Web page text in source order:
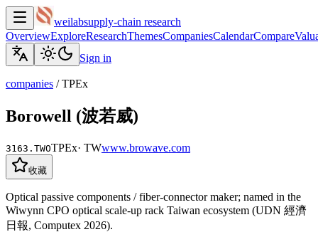
weilabsupply-chain research
OverviewExploreResearchThemesCompaniesCalendarCompare
Sign in
companies /TPEx
Borowell (波若威)
3163.TWOTPEx· TWwww.browave.com
收藏
Optical passive components / fiber-connector maker; named in the
Wiwynn CPO optical scale-up rack Taiwan ecosystem (UDN 經濟
日報, Computex 2026).